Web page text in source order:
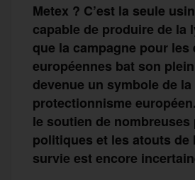
Metex ? C’est la seule
capable de produire de la
que la campagne pour les
européennes bat son
devenue un symbole de
protectionnisme
le soutien de
politiques et les atouts de
survie est encore